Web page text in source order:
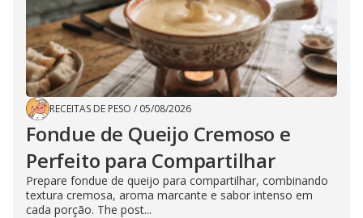
RECEITAS DE PESO / 05/08/2026
Fondue de Queijo Cremoso e
Perfeito para Compartilhar
Prepare fondue de queijo para compartilhar, combinando
textura cremosa, aroma marcante e sabor intenso em
cada porção. The post...